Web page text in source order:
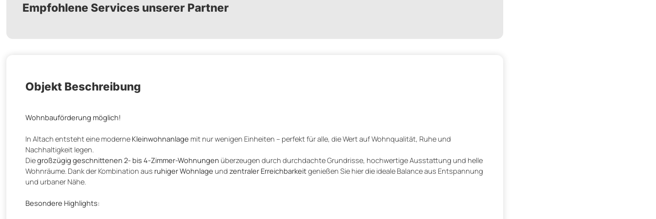
Empfohlene Services unserer Partner
Objekt Beschreibung
Wohnbauförderung möglich!
In Altach entsteht eine moderne Kleinwohnanlage mit nur wenigen Einheiten – perfekt für alle, die Wert auf Wohnqualität, Ruhe und
Nachhaltigkeit legen.
Diegroßzügig geschnittenen 2- bis 4-Zimmer-Wohnungen überzeugen durch durchdachte Grundrisse, hochwertige Ausstattung und helle
Wohnräume. Dank der Kombination aus ruhiger Wohnlage und zentraler Erreichbarkeitgenießen Sie hier die ideale Balance aus Entspannung
und urbaner Nähe.
Besondere Highlights: